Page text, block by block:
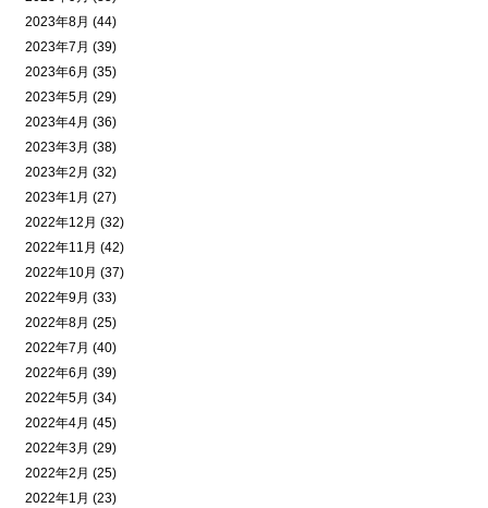
2023年8月 (44)
2023年7月 (39)
2023年6月 (35)
2023年5月 (29)
2023年4月 (36)
2023年3月 (38)
2023年2月 (32)
2023年1月 (27)
2022年12月 (32)
2022年11月 (42)
2022年10月 (37)
2022年9月 (33)
2022年8月 (25)
2022年7月 (40)
2022年6月 (39)
2022年5月 (34)
2022年4月 (45)
2022年3月 (29)
2022年2月 (25)
2022年1月 (23)